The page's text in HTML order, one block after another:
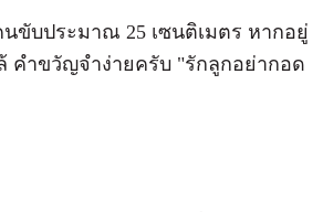
ขับประมาณ 25 เซนติเมตร หากอยู่
คำขวัญจำง่ายครับ "รักลูกอย่ากอด